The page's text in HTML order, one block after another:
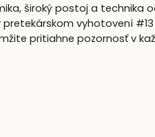
široký postoj a technika
vyhotovení
pritiahne pozornosť v